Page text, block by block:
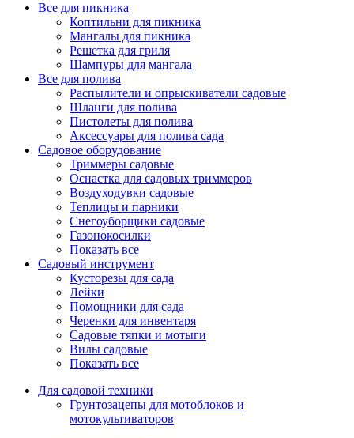
Все для пикника
Коптильни для пикника
Мангалы для пикника
Решетка для гриля
Шампуры для мангала
Все для полива
Распылители и опрыскиватели садовые
Шланги для полива
Пистолеты для полива
Аксессуары для полива сада
Садовое оборудование
Триммеры садовые
Оснастка для садовых триммеров
Воздуходувки садовые
Теплицы и парники
Снегоуборщики садовые
Газонокосилки
Показать все
Садовый инструмент
Кусторезы для сада
Лейки
Помощники для сада
Черенки для инвентаря
Садовые тяпки и мотыги
Вилы садовые
Показать все
Для садовой техники
Грунтозацепы для мотоблоков и
мотокультиваторов